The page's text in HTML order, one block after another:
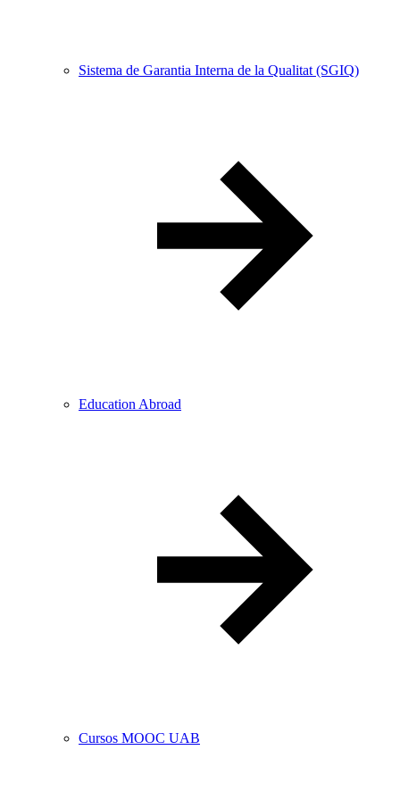
Sistema de Garantia Interna de la Qualitat (SGIQ)
Education Abroad
Cursos MOOC UAB